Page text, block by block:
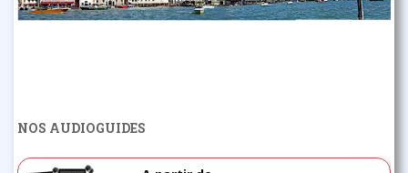
NOS AUDIOGUIDES